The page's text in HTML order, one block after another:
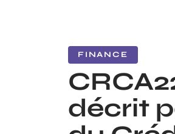
FINANCE
décrit